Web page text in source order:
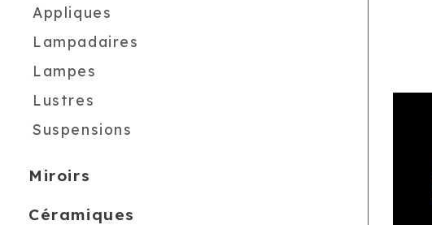
Appliques
Lampadaires
Lampes
Lustres
Suspensions
Miroirs
Céramiques